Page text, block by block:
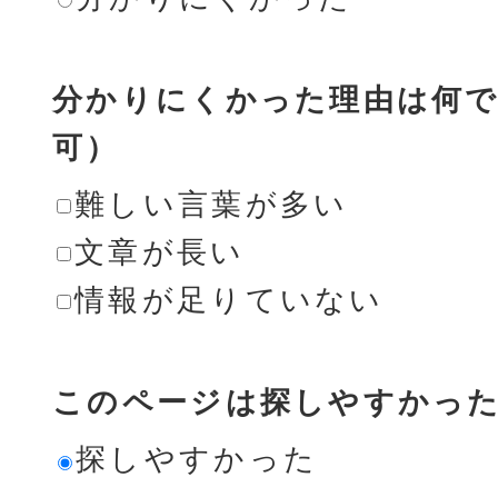
分かりにくかった理由は何
可）
難しい言葉が多い
文章が長い
情報が足りていない
このページは探しやすかっ
探しやすかった